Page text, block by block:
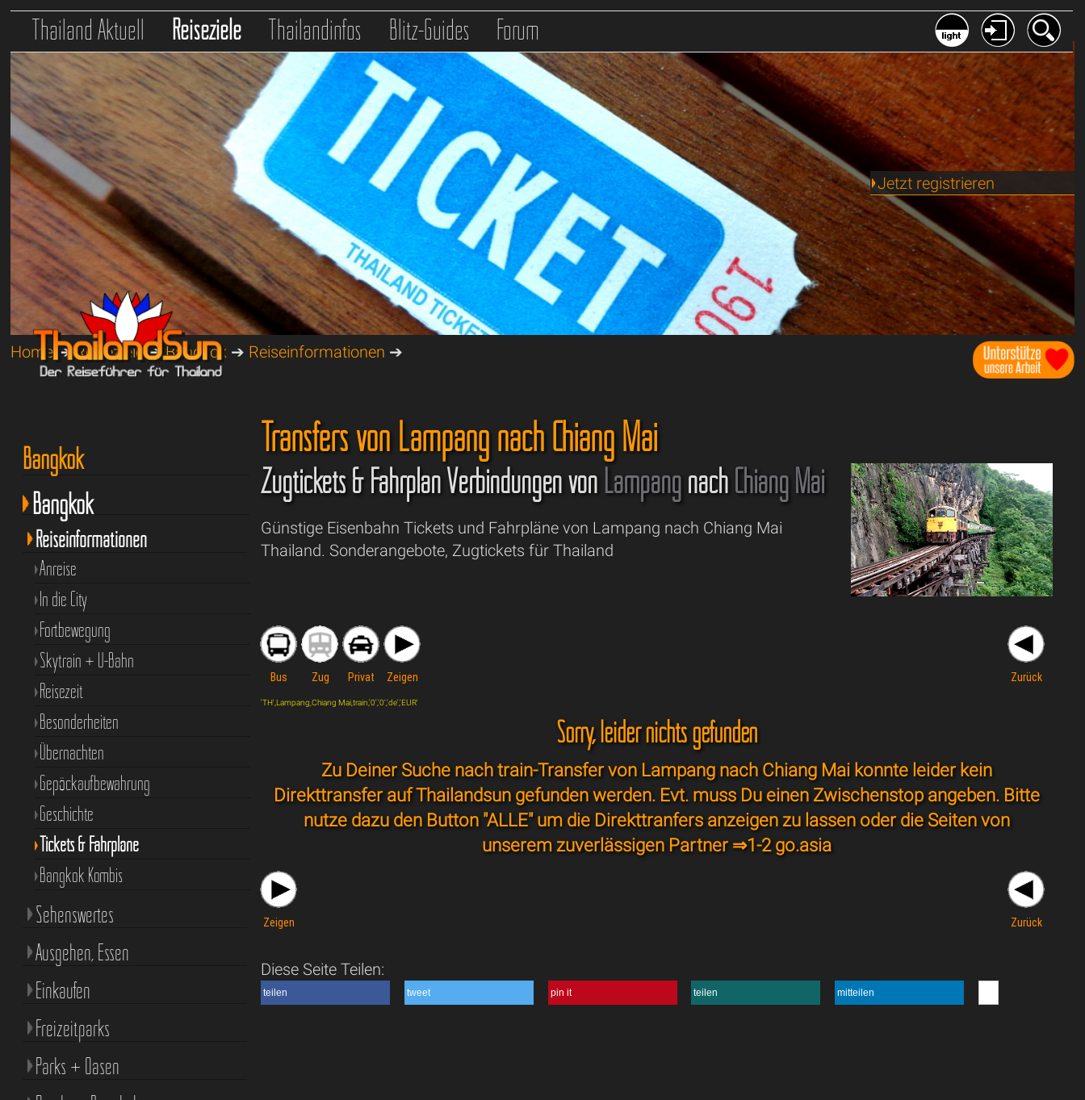
Thailand Aktuell Reiseziele Thailandinfos Blitz-Guides Forum
Jetzt registrieren
Home➔Reiseziele➔Bangkok ➔ Reiseinformationen ➔
Transfers von Lampang nach Chiang Mai
Zugtickets & Fahrplan Verbindungen von LampangnachChiang Mai
Günstige Eisenbahn Tickets und Fahrpläne von Lampang nach Chiang Mai
Thailand. Sonderangebote, Zugtickets für Thailand
Bus Zug Privat Zeigen Zurück
'TH',Lampang,Chiang Mai,train,'0','0','de','EUR'
Sorry, leider nichts gefunden
Zu Deiner Suche nach train-Transfer von Lampang nach Chiang Mai konnte leider kein
Direkttransfer auf Thailandsun gefunden werden. Evt. muss Du einen Zwischenstop angeben. Bitte
nutze dazu den Button "ALLE" um die Direkttranfers anzeigen zu lassen oder die Seiten von
unserem zuverlässigen Partner ⇒1-2 go.asia
Zeigen Zurück
Diese Seite Teilen:
teilen tweet pin it teilen mitteilen
Bangkok
Bangkok
Reiseinformationen
Anreise
In die City
Fortbewegung
Skytrain + U-Bahn
Reisezeit
Besonderheiten
Übernachten
Gepäckaufbewahrung
Geschichte
Tickets & Fahrpläne
Bangkok Kombis
Sehenswertes
Ausgehen, Essen
Einkaufen
Freizeitparks
Parks + Oasen